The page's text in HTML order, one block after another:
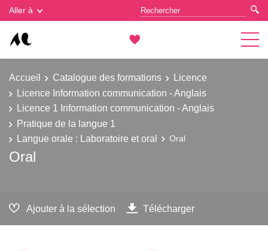
Aller à
Accueil Catalogue des formations
Licence
Licence Information communication - Anglais
Licence 1 Information communication - Anglais
Pratique de la langue 1
Langue orale : Laboratoire et oral
Oral
Oral
Ajouter à la sélection Télécharger
Gestion des cookies